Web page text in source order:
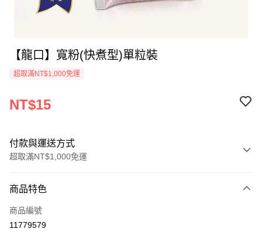
【龍口】寬粉(快煮型)單粒裝
超取滿NT$1,000免運
NT$15
付款與運送方式
超取滿NT$1,000免運
信用卡一次付款
LINE Pay
商品特色
商品編號
11779579